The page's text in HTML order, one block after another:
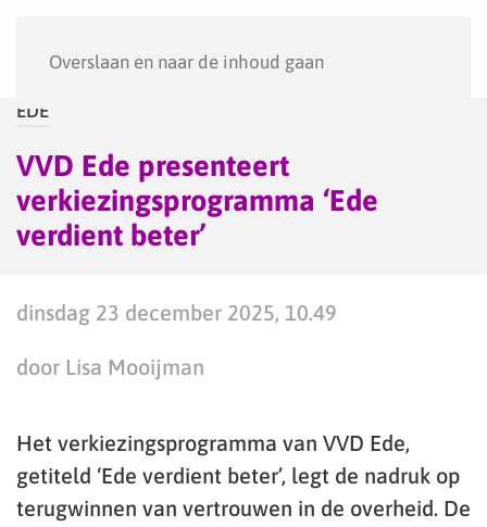
Overslaan en naar de inhoud gaan
EDE
VVD Ede presenteert
verkiezingsprogramma ‘Ede
verdient beter’
dinsdag 23 december 2025, 10.49
door Lisa Mooijman
Het verkiezingsprogramma van VVD Ede,
getiteld ‘Ede verdient beter’, legt de nadruk op
terugwinnen van vertrouwen in de overheid. De